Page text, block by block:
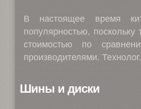
В настоящее время
популярностью, поскольку
стоимостью по
производителями.
Шины и диски